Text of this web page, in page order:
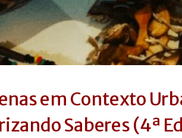
em Contexto
Saberes (4ª